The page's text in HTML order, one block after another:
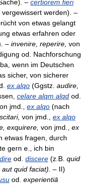
– certiorem fieri
werden). –
von etwas gelangt
etwas erfahren oder
– invenire, reperire, von
od. Nachforschung
wenn im Deutschen
sicher, von sicherer
ex alqo (Ggstz. audire,
celare alqm alqd od.
jmd., ex alqo (nach
von jmd., ex alqo
exquirere, von jmd., ex
etwas fragen, durch
gern e., ich bin
od. discere (z.B. quid
aut quid faciat). – II)
od. experientiā